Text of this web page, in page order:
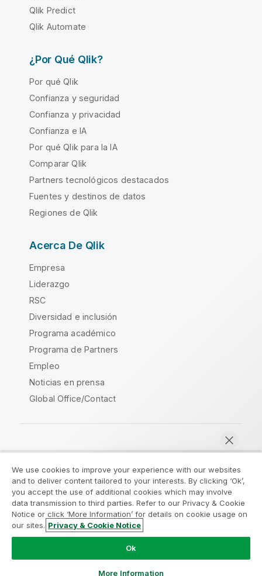
Qlik Predict
Qlik Automate
¿Por Qué Qlik?
Por qué Qlik
Confianza y seguridad
Confianza y privacidad
Confianza e IA
Por qué Qlik para la IA
Comparar Qlik
Partners tecnológicos destacados
Fuentes y destinos de datos
Regiones de Qlik
Acerca De Qlik
Empresa
Liderazgo
RSC
Diversidad e inclusión
Programa académico
Programa de Partners
Empleo
Noticias en prensa
Global Office/Contact
Acuerdos legales
Condiciones del producto
Legal Policies
Política legal
Condiciones de uso
Marcas comerciales
Do Not Share My Info
Copyright © 1993-2026 QlikTech International AB.
We use cookies to improve your experience with our websites
and to deliver content tailored to your interests. By clicking ‘Ok’,
you accept the use of additional cookies which may involve
data transmission to third parties. Refer to our Privacy & Cookie
Notice or click ‘More Information’ for details on cookie usage on
our sites. Privacy & Cookie Notice
Ok
More Information